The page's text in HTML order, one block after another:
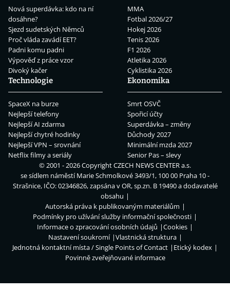
Nová superdávka: kdo na ní
dosáhne?
Sjezd sudetských Němců
Proč vláda zavádí EET?
Padni komu padni
Výpověď z práce vzor
Divoký kačer
MMA
Fotbal 2026/27
Hokej 2026
Tenis 2026
F1 2026
Atletika 2026
Cyklistika 2026
Technologie
SpaceX na burze
Nejlepší telefony
Nejlepší AI zdarma
Nejlepší chytré hodinky
Nejlepší VPN – srovnání
Netflix filmy a seriály
Ekonomika
Smrt OSVČ
Spořicí účty
Superdávka – změny
Důchody 2027
Minimální mzda 2027
Senior Pas – slevy
© 2001 - 2026 CopyrightCZECH NEWS CENTER a.s.
se sídlem náměstí Marie Schmolkové 3493/1, 100 00 Praha 10 -
Strašnice, IČO: 02346826, zapsána v OR, sp.zn. B 19490 a dodavatelé
obsahu
Autorská práva k publikovaným materiálům
Podmínky pro užívání služby informační společnosti
Informace o zpracování osobních údajů
Cookies
Nastavení soukromí
Vlastnická struktura
Jednotná kontaktní místa / Single Points of Contact
Etický kodex
Povinně zveřejňované informace